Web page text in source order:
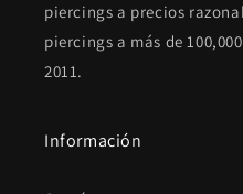
piercings a precios
piercings a más de
2011.
Información